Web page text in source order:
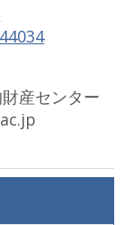
産センター